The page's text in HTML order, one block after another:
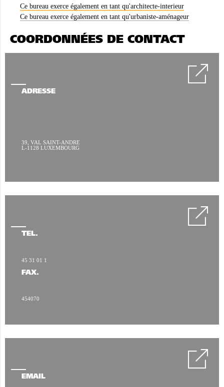
Ce bureau exerce également en tant qu'architecte-interieur
Ce bureau exerce également en tant qu'urbaniste-aménageur
COORDONNÉES DE CONTACT
ADRESSE
39, VAL SAINT-ANDRE
L-1128 LUXEMBOURG
TÉL.
45 31 01 1
FAX.
454070
EMAIL